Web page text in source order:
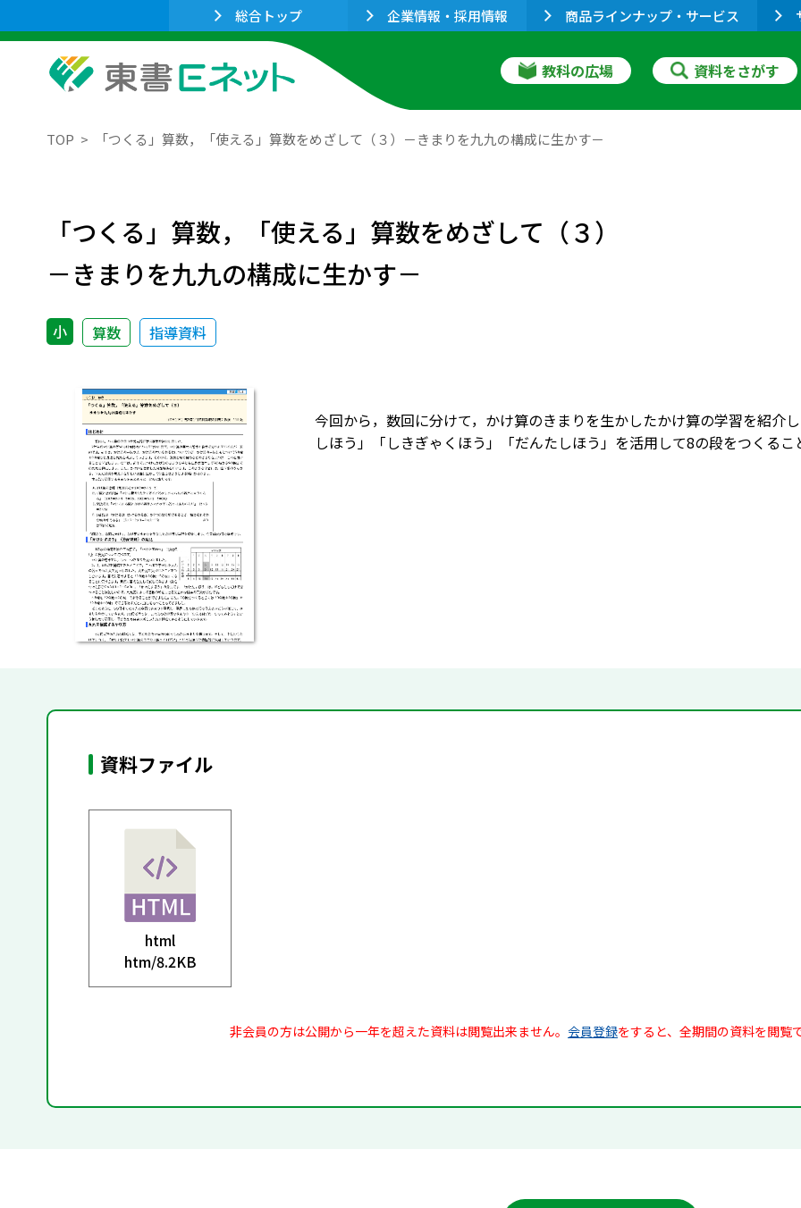
総合トップ 企業情報・採用情報 商品ラインナップ・サービス
教科の広場 資料をさがす
TOP 「つくる」算数，「使える」算数をめざして（３）－きまりを九九の構成に生かす－
「つくる」算数，「使える」算数をめざして（３）
－きまりを九九の構成に生かす－
小 算数 指導資料
今回から，数回に分けて，かけ算のきまりを生かしたかけ算の学習を紹介
しほう」「しきぎゃくほう」「だんたしほう」を活用して8の段をつくるこ
資料ファイル
html
htm/8.2KB
非会員の方は公開から一年を超えた資料は閲覧出来ません。 会員登録をすると、全期間の資料を閲覧